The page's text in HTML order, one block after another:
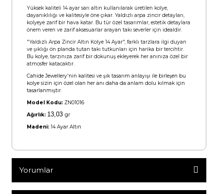
Yüksek kaliteli 14 ayar sarı altın kullanılarak üretilen kolye,
dayanıklılığı ve kalitesiyle öne çıkar. Yaldızlı arpa zincir detayları,
kolyeye zarif bir hava katar. Bu tür özel tasarımlar, estetik detaylara
önem veren ve zarif aksesuarlar arayan takı severler için idealdir.
"Yaldızlı Arpa Zincir Altın Kolye 14 Ayar", farklı tarzlara ilgi duyan
ve şıklığı ön planda tutan takı tutkunları için harika bir tercihtir.
Bu kolye, tarzınıza zarif bir dokunuş ekleyerek her anınıza özel bir
atmosfer katacaktır.
Cahide Jewellery'nin kalitesi ve şık tasarım anlayışı ile birleşen bu
kolye sizin için özel olan her anı daha da anlam dolu kılmak için
tasarlanmıştır.
Model Kodu: ZN01016
Ağırlık: 13,03 gr
Madeni: 14 Ayar Altın
Yorumlar